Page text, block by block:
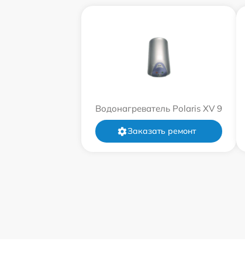
Водонагреватель Polaris XV 9
Заказать ремонт